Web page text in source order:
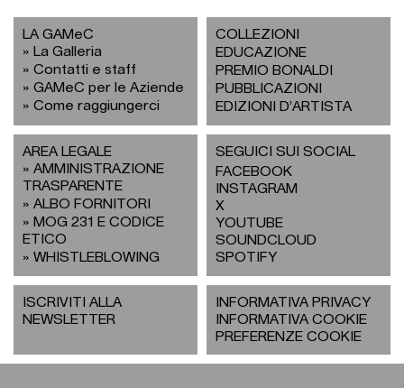
LA GAMeC
La Galleria
Contatti e staff
GAMeC per le Aziende
Come raggiungerci
COLLEZIONI
EDUCAZIONE
PREMIO BONALDI
PUBBLICAZIONI
EDIZIONI D’ARTISTA
AREA LEGALE
AMMINISTRAZIONE
TRASPARENTE
ALBO FORNITORI
MOG 231 E CODICE
ETICO
WHISTLEBLOWING
SEGUICI SUI SOCIAL
FACEBOOK
INSTAGRAM
X
YOUTUBE
SOUNDCLOUD
SPOTIFY
ISCRIVITI ALLA
NEWSLETTER
INFORMATIVA PRIVACY
INFORMATIVA COOKIE
PREFERENZE COOKIE